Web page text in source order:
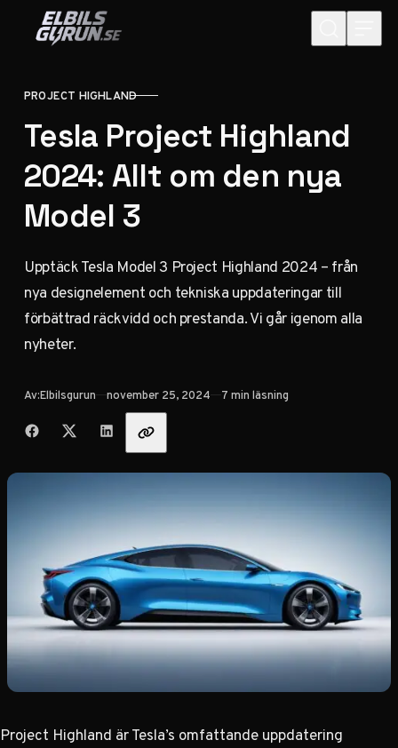
Hoppa till innehåll
KATEGORI
PROJECT HIGHLAND
Tesla Project Highland
2024: Allt om den nya
Model 3
Upptäck Tesla Model 3 Project Highland 2024 – från
nya designelement och tekniska uppdateringar till
förbättrad räckvidd och prestanda. Vi går igenom alla
nyheter.
Av:Elbilsgurun Publicerad
november 25, 2024 7 min läsning
Dela med vänner
Project Highland är Tesla’s omfattande uppdatering